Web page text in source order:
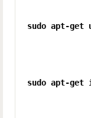
sudo apt-get
sudo apt-get